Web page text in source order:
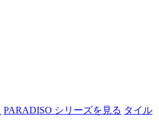
PARADISO シリーズを見る タイル